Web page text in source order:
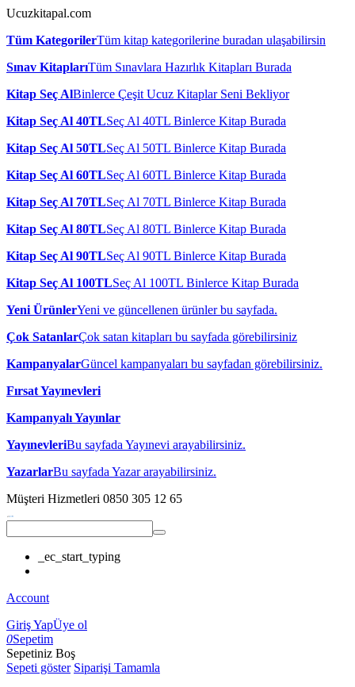
Ucuzkitapal.com
Tüm KategorilerTüm kitap kategorilerine buradan ulaşabilirsin
Sınav KitaplarıTüm Sınavlara Hazırlık Kitapları Burada
Kitap Seç AlBinlerce Çeşit Ucuz Kitaplar Seni Bekliyor
Kitap Seç Al 40TLSeç Al 40TL Binlerce Kitap Burada
Kitap Seç Al 50TLSeç Al 50TL Binlerce Kitap Burada
Kitap Seç Al 60TLSeç Al 60TL Binlerce Kitap Burada
Kitap Seç Al 70TLSeç Al 70TL Binlerce Kitap Burada
Kitap Seç Al 80TLSeç Al 80TL Binlerce Kitap Burada
Kitap Seç Al 90TLSeç Al 90TL Binlerce Kitap Burada
Kitap Seç Al 100TLSeç Al 100TL Binlerce Kitap Burada
Yeni ÜrünlerYeni ve güncellenen ürünler bu sayfada.
Çok SatanlarÇok satan kitapları bu sayfada görebilirsiniz
KampanyalarGüncel kampanyaları bu sayfadan görebilirsiniz.
Fırsat Yayınevleri
Kampanyalı Yayınlar
YayınevleriBu sayfada Yayınevi arayabilirsiniz.
YazarlarBu sayfada Yazar arayabilirsiniz.
Müşteri Hizmetleri 0850 305 12 65
_ec_start_typing
Account
Giriş YapÜye ol
0Sepetim
Sepetiniz Boş
Sepeti göster Siparişi Tamamla